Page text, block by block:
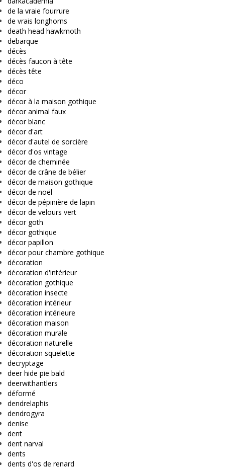
de la vraie fourrure
de vrais longhorns
death head hawkmoth
debarque
décès
décès faucon à tête
décès tête
déco
décor
décor à la maison gothique
décor animal faux
décor blanc
décor d'art
décor d'autel de sorcière
décor d'os vintage
décor de cheminée
décor de crâne de bélier
décor de maison gothique
décor de noël
décor de pépinière de lapin
décor de velours vert
décor goth
décor gothique
décor papillon
décor pour chambre gothique
décoration
décoration d'intérieur
décoration gothique
décoration insecte
décoration intérieur
décoration intérieure
décoration maison
décoration murale
décoration naturelle
décoration squelette
decryptage
deer hide pie bald
deerwithantlers
déformé
dendrelaphis
dendrogyra
denise
dent
dent narval
dents
dents d'os de renard